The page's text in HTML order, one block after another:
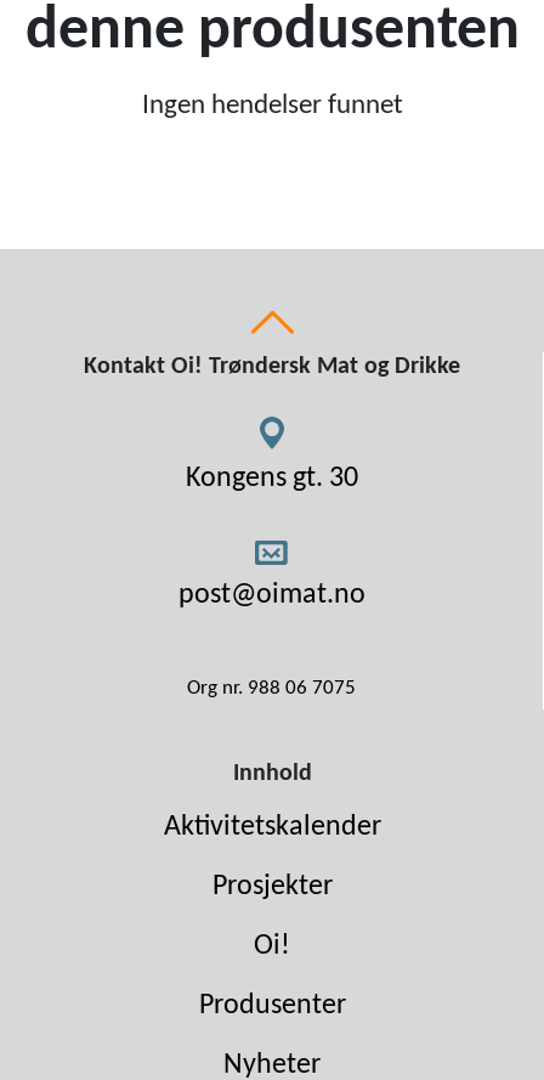
denne produsenten
Ingen hendelser funnet
Kontakt Oi! Trøndersk Mat og Drikke
Kongens gt. 30
post@oimat.no
Org nr. 988 06 7075
Innhold
Aktivitetskalender
Prosjekter
Oi!
Produsenter
Nyheter